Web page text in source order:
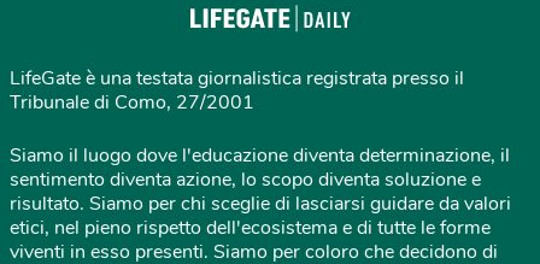
LifeGate è una testata giornalistica registrata presso il
Tribunale di Como, 27/2001
Siamo il luogo dove l'educazione diventa determinazione, il
sentimento diventa azione, lo scopo diventa soluzione e
risultato. Siamo per chi sceglie di lasciarsi guidare da valori
etici, nel pieno rispetto dell'ecosistema e di tutte le forme
viventi in esso presenti. Siamo per coloro che decidono di